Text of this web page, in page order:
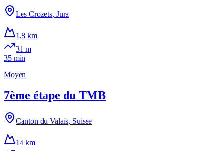
Les Crozets, Jura
1,8 km
31 m
35 min
Moyen
7ème étape du TMB
Canton du Valais, Suisse
14 km